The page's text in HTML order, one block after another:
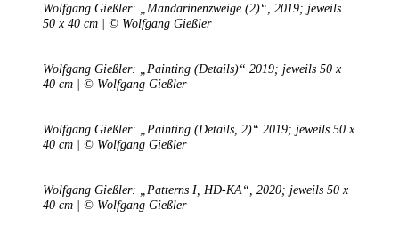
Harald Schwiers
Wolfgang Gießler: „Mandarinenzweige (2)“, 2019; jeweils
50 x 40 cm | © Wolfgang Gießler
Wolfgang Gießler: „Painting (Details)“ 2019; jeweils 50 x
40 cm | © Wolfgang Gießler
Wolfgang Gießler: „Painting (Details, 2)“ 2019; jeweils 50 x
40 cm | © Wolfgang Gießler
Wolfgang Gießler: „Patterns I, HD-KA“, 2020; jeweils 50 x
40 cm | © Wolfgang Gießler